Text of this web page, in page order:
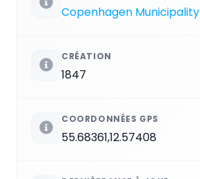
Copenhagen Municipality
CRÉATION
1847
COORDONNÉES GPS
55.68361,12.57408